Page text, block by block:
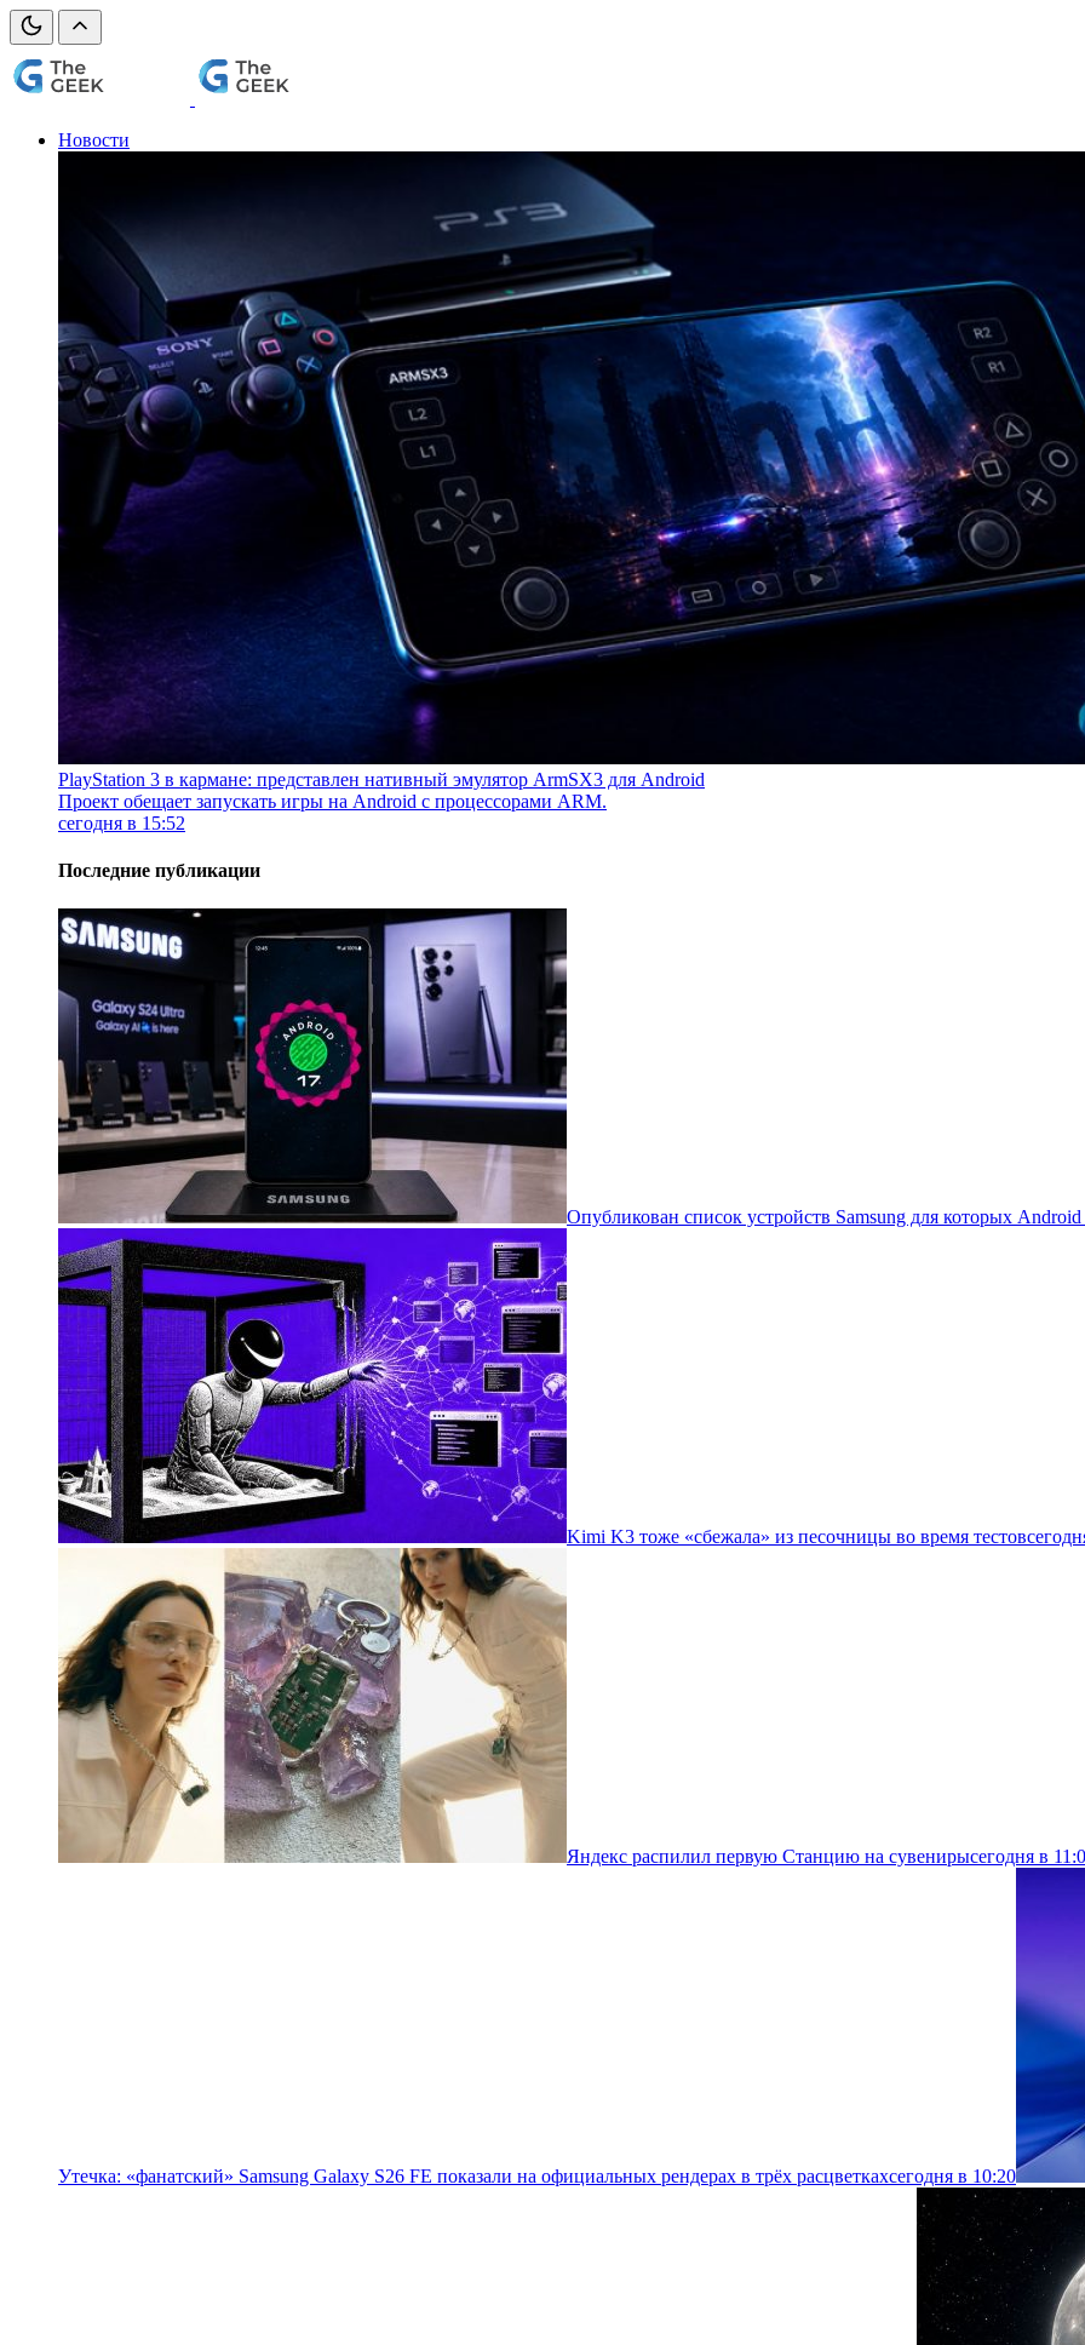
Новости
PlayStation 3 в кармане: представлен нативный эмулятор ArmSX3 для Android
Проект обещает запускать игры на Android с процессорами ARM.
сегодня в 15:52
Последние публикации
Опубликован список устройств Samsung для которых
Kimi K3 тоже «сбежала» из песочницы во время тестов
Яндекс распилил первую Станцию на сувенирысегодня в
Утечка: «фанатский» Samsung Galaxy S26 FE показали на официальных рендерах в трёх расцветкахсегодня в 10:20